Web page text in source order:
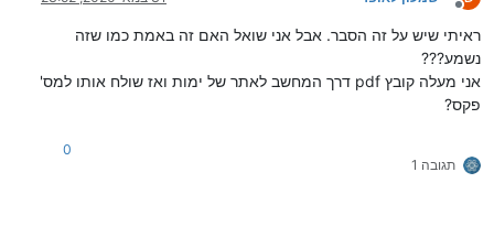
מנותק
ראיתי שיש על זה הסבר. אבל אני שואל האם זה באמת כמו שזה
נשמע???
אני מעלה קובץ pdf דרך המחשב לאתר של ימות ואז שולח אותו למס'
פקס?
תגובה 1
0